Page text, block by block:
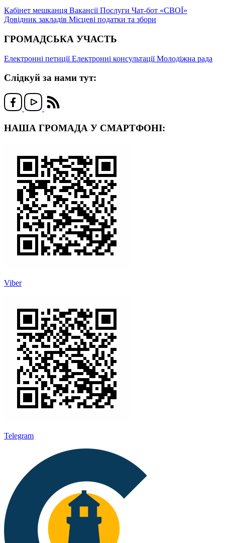
Кабінет мешканця ВакансіїПослуги Чат-бот «СВОЇ»
Довідник закладів Місцеві податки та збори
ГРОМАДСЬКА УЧАСТЬ
Електронні петиціїЕлектронні консультаціїМолодіжна рада
Слідкуй за нами тут:
НАША ГРОМАДА У СМАРТФОНІ:
Viber
Telegram